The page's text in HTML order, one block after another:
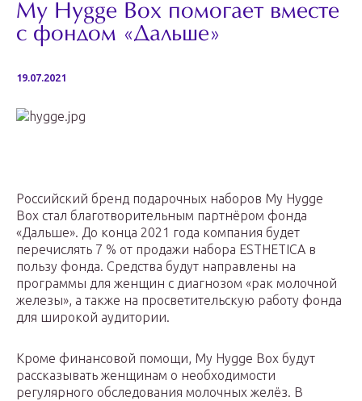
My Hygge Box помогает вместе
с фондом «Дальше»
19.07.2021
Российский бренд подарочных наборов My Hygge
Box стал благотворительным партнёром фонда
«Дальше». До конца 2021 года компания будет
перечислять 7 % от продажи набора ESTHETICA в
пользу фонда. Средства будут направлены на
программы для женщин с диагнозом «рак молочной
железы», а также на просветительскую работу фонда
для широкой аудитории.
Кроме финансовой помощи, My Hygge Box будут
рассказывать женщинам о необходимости
регулярного обследования молочных желёз. В